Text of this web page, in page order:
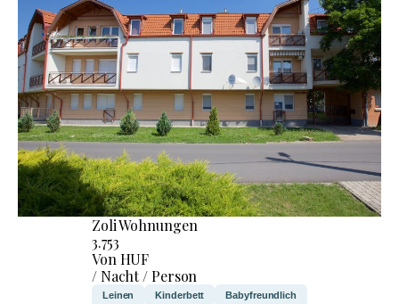
Zoli Wohnungen
3.753
Von HUF
/ Nacht / Person
Leinen Kinderbett Babyfreundlich